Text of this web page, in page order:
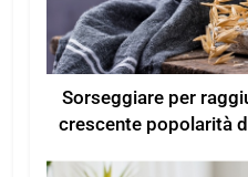
Sorseggiare per
crescente popolarità